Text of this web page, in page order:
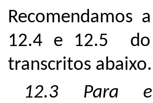
Recomendamos
12.4 e 12.5 do
transcritos abaixo.
12.3 Para